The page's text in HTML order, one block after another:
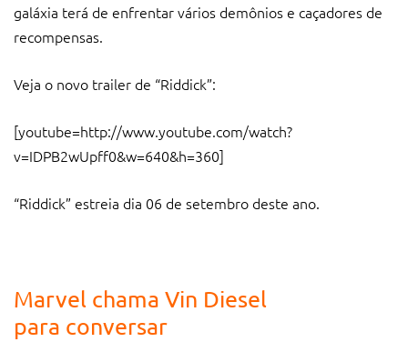
galáxia terá de enfrentar vários demônios e caçadores de
recompensas.
Veja o novo trailer de “Riddick”:
[youtube=http://www.youtube.com/watch?
v=IDPB2wUpff0&w=640&h=360]
“Riddick” estreia dia 06 de setembro deste ano.
Marvel chama Vin Diesel
para conversar